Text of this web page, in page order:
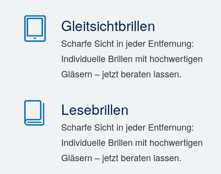
Gleitsichtbrillen
Scharfe Sicht in jeder Entfernung:
Individuelle Brillen mit hochwertigen
Gläsern – jetzt beraten lassen.
Lesebrillen
Scharfe Sicht in jeder Entfernung:
Individuelle Brillen mit hochwertigen
Gläsern – jetzt beraten lassen.